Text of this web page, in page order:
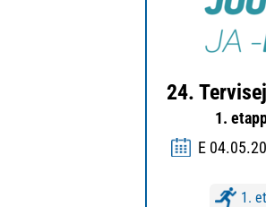
24.
1.
E
1.